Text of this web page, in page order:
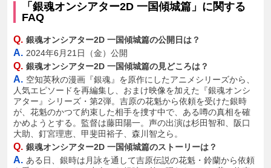
「銀魂オンシアター2D 一国傾城篇」に関する
FAQ
Q. 銀魂オンシアター2D 一国傾城篇の公開日は？
A. 2024年6月21日（金）公開
Q. 銀魂オンシアター2D 一国傾城篇の見どころは？
A. 空知英秋の漫画『銀魂』を原作にしたアニメシリーズから、
人気エピソードを再編集し、おまけ映像を加えた『銀魂オンシ
アター』シリーズ・第2弾。吉原の花魁から依頼を受けた銀時
が、花魁のかつて約束した相手を捜す中で、ある噂の真相を確
かめようとする。監督は藤田陽一。声の出演は杉田智和、阪口
大助、釘宮理恵、甲斐田裕子、森川智之ら。
Q. 銀魂オンシアター2D 一国傾城篇のストーリーは？
A. ある日、銀時は月詠を通して吉原伝説の花魁・鈴蘭から依頼